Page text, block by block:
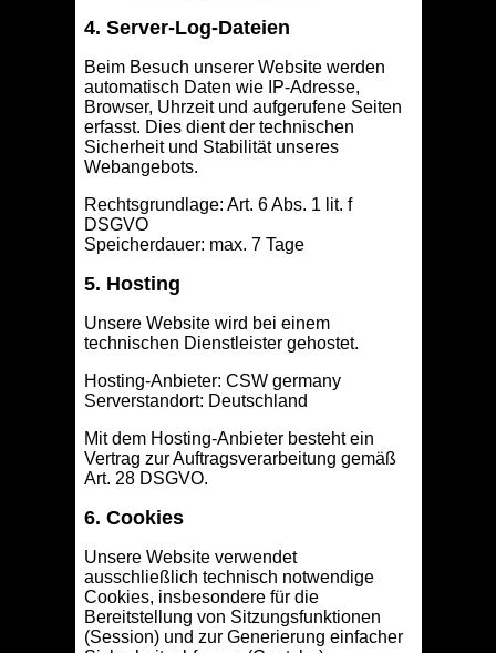
4. Server-Log-Dateien
Beim Besuch unserer Website werden
automatisch Daten wie IP-Adresse,
Browser, Uhrzeit und aufgerufene Seiten
erfasst. Dies dient der technischen
Sicherheit und Stabilität unseres
Webangebots.
Rechtsgrundlage: Art. 6 Abs. 1 lit. f
DSGVO
Speicherdauer: max. 7 Tage
5. Hosting
Unsere Website wird bei einem
technischen Dienstleister gehostet.
Hosting-Anbieter: CSW germany
Serverstandort: Deutschland
Mit dem Hosting-Anbieter besteht ein
Vertrag zur Auftragsverarbeitung gemäß
Art. 28 DSGVO.
6. Cookies
Unsere Website verwendet
ausschließlich technisch notwendige
Cookies, insbesondere für die
Bereitstellung von Sitzungsfunktionen
(Session) und zur Generierung einfacher